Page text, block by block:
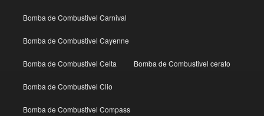
Bomba de Combustivel Carnival
Bomba de Combustivel Cayenne
Bomba de Combustivel Celta Bomba de Combustivel cerato
Bomba de Combustivel Clio
Bomba de Combustivel Compass